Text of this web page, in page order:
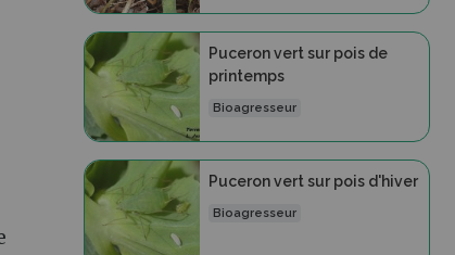
Puceron vert sur pois de
printemps
Bioagresseur
Puceron vert sur pois d'hiver
Bioagresseur